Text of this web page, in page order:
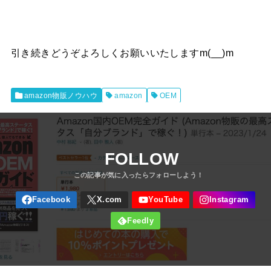
引き続きどうぞよろしくお願いいたしますm(__)m
amazon物販ノウハウ amazon OEM
FOLLOW